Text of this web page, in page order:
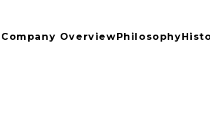
Company OverviewPhilosophy